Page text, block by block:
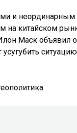
и неординарным
на китайском
Маск объявил